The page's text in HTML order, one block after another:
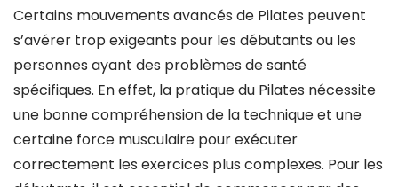
Certains mouvements avancés de Pilates peuvent
s’avérer trop exigeants pour les débutants ou les
personnes ayant des problèmes de santé
spécifiques. En effet, la pratique du Pilates nécessite
une bonne compréhension de la technique et une
certaine force musculaire pour exécuter
correctement les exercices plus complexes. Pour les